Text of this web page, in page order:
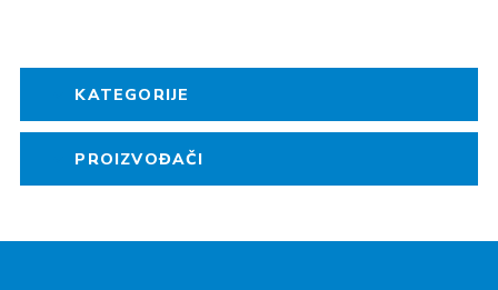
KATEGORIJE
PROIZVOĐAČI